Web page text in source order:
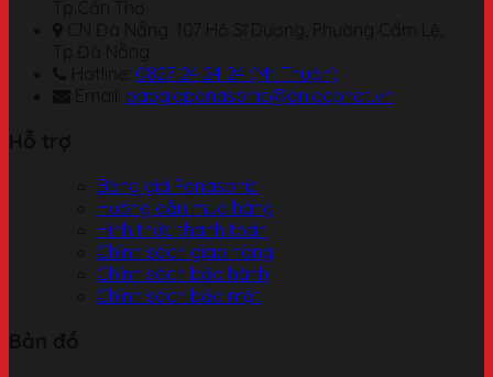
0827 24 24 24 (Mr. Thuận)
baogiapanasonic@anlacphat.vn
Bảng giá Panasonic
Hướng dẫn mua hàng
Hình thức thanh toán
Chính sách giao hàng
Chính sách bảo hành
Chính sách bảo mật